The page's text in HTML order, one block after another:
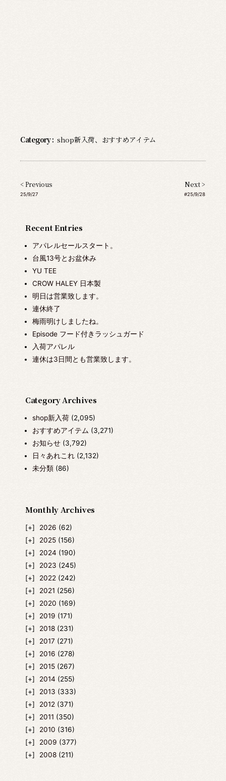
Recent Entries
アパレルセールスタート。
台風13号とお盆休み
YU TEE
CROW HALEY 日本製
明日は営業致します。
連休終了
梅雨明けしましたね。
Episode フード付きラッシュガード
入荷アパレル
連休は3日間とも営業致します。
Category Archives
shop新入荷(2,095)
おすすめアイテム (3,271)
お知らせ(3,792)
日々あれこれ(2,132)
未分類(86)
Monthly Archives
2026 (62)
2025 (156)
2024 (190)
2023 (245)
2022 (242)
2021 (256)
2020 (169)
2019 (171)
2018 (231)
2017 (271)
2016 (278)
2015 (267)
2014 (255)
2013 (333)
2012 (371)
2011 (350)
2010 (316)
2009 (377)
2008 (211)
Category : shop新入荷、 おすすめアイテム
< Previous
25/9/27
Next >
#25/9/28